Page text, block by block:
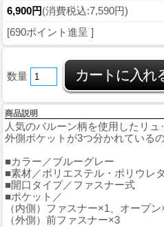
6,900円(消費税込:7,590円)
[690ポイント進呈 ]
数量
商品説明
人気のバルーン柄を使用したリュ
外側ポケットが3つ分かれている
■カラー／ブルーグレー
■素材／ポリエステル・ポリウレ
■開口タイプ／ファスナー式
■ポケット／
（内側）ファスナー×1、オープン
（外側）前ファスナー×3